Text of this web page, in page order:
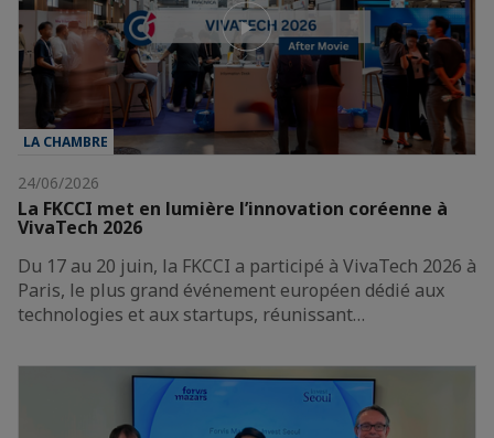
LA CHAMBRE
24/06/2026
La FKCCI met en lumière l’innovation coréenne à
VivaTech 2026
Du 17 au 20 juin, la FKCCI a participé à VivaTech 2026 à
Paris, le plus grand événement européen dédié aux
technologies et aux startups, réunissant…